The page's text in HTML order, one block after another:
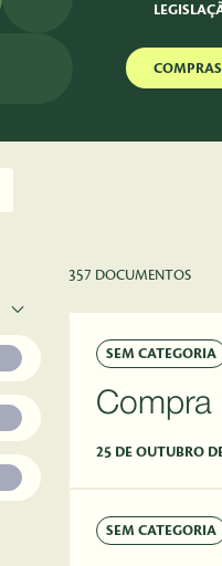
357 DOCUMENTOS
SEM CATEGORIA
Compra
25 DE OUTUBRO
SEM CATEGORIA